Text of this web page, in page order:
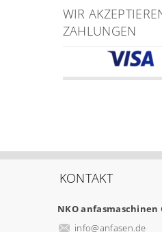
WIR
ZAHLUNGEN
KONTAKT
NKO anfasmaschinen
info@anfasen.de